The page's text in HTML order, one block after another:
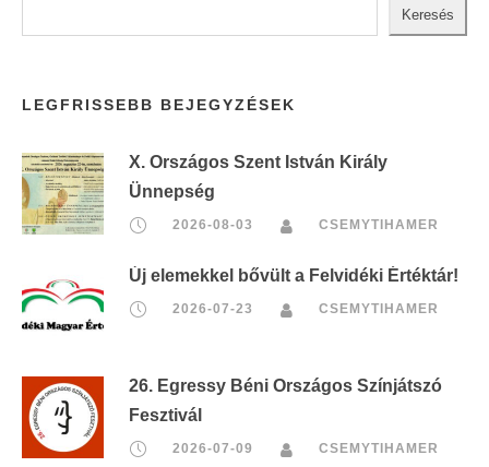
Keresés
LEGFRISSEBB BEJEGYZÉSEK
X. Országos Szent István Király
Ünnepség
2026-08-03 CSEMYTIHAMER
Új elemekkel bővült a Felvidéki Értéktár!
2026-07-23 CSEMYTIHAMER
26. Egressy Béni Országos Színjátszó
Fesztivál
2026-07-09 CSEMYTIHAMER